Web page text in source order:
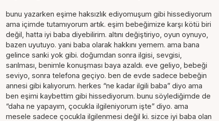
bunu yazarken eşime haksızlık ediyomuşum gibi hissediyorum
ama içimde tutamıyorum artık. eşim bebeğimize karşı kötü biri
değil, hatta iyi baba diyebilirim. altını değiştiriyo, oyun oynuyo,
bazen uyutuyo. yani baba olarak hakkını yemem. ama bana
gelince sanki yok gibi. doğumdan sonra ilgisi, sevgisi,
sarılması, benimle konuşması baya azaldı. eve geliyo, bebeği
seviyo, sonra telefona geçiyo. ben de evde sadece bebeğin
annesi gibi kalıyorum. herkes “ne kadar ilgili baba” diyo ama
ben eşimi kaybettim gibi hissediyorum. bunu söylediğimde de
“daha ne yapayım, çocukla ilgileniyorum işte” diyo. ama
mesele sadece çocukla ilgilenmesi değil ki. sizce iyi baba olan